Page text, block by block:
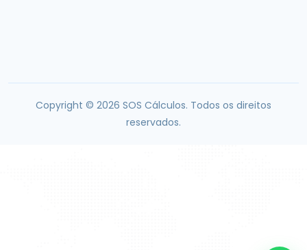
Copyright © 2026 SOS Cálculos. Todos os direitos
reservados.